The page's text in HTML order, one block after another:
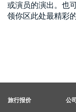
或演员的演出。也
领你区此处最精彩
旅行报价 公